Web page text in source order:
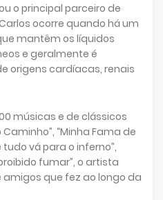
o principal parceiro de
ocorre quando há um
mantêm os líquidos
e geralmente é
origens cardíacas, renais
músicas e de clássicos
“Minha Fama de
tudo vá para o inferno”,
fumar”, o artista
que fez ao longo da